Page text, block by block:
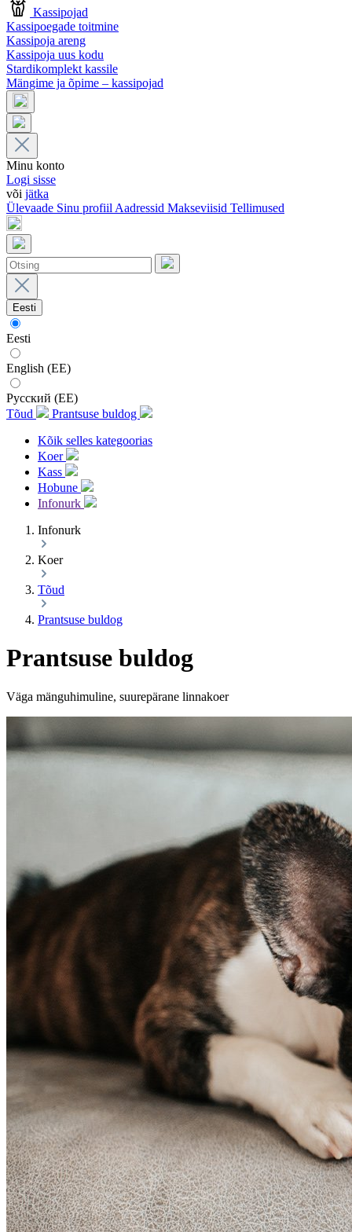
Kassipojad
Kassipoegade toitmine
Kassipoja areng
Kassipoja uus kodu
Stardikomplekt kassile
Mängime ja õpime – kassipojad
Minu konto
Logi sisse
või jätka
Ülevaade Sinu profiil Aadressid Makseviisid Tellimused
Eesti
Eesti
English (EE)
Русский (EE)
Tõud
Prantsuse buldog
Kõik selles kategoorias
Koer
Kass
Hobune
Infonurk
Infonurk
Koer
Tõud
Prantsuse buldog
Prantsuse buldog
Väga mänguhimuline, suurepärane linnakoer